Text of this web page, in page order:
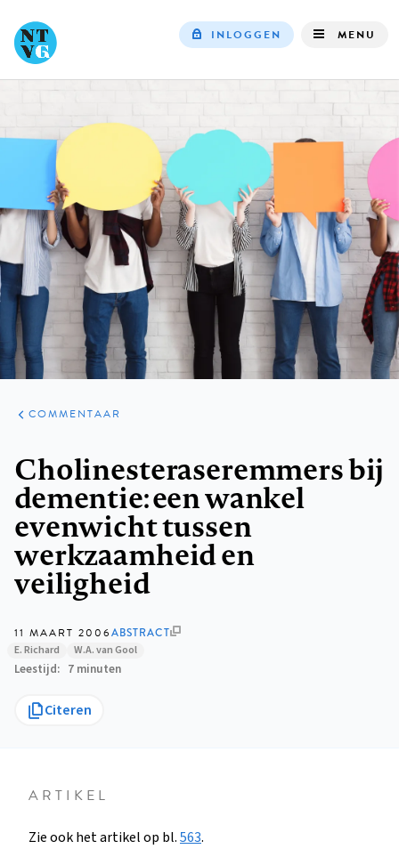
navigation
INLOGGEN MENU
ARTIKELEN
OPINIE
COMMENTAAR
Cholinesteraseremmers bij
dementie: een wankel
evenwicht tussen
werkzaamheid en
veiligheid
11 MAART 2006ABSTRACT
E. Richard W.A. van Gool
Leestijd 7 minuten
Citeren
ARTIKEL
Zie ook het artikel op bl.563.